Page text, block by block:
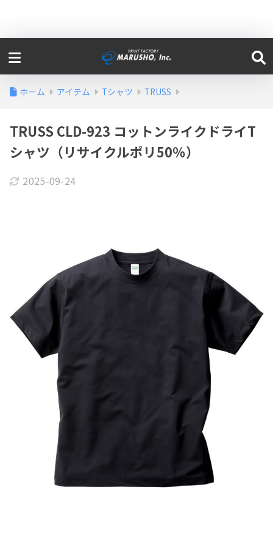
ホーム アイテム Tシャツ TRUSS
TRUSS CLD-923 コットンライクドライT
シャツ（リサイクルポリ50％）
2025-09-24